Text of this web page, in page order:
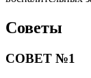
Советы
СОВЕТ №1